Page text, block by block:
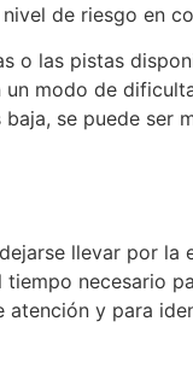
de riesgo en
o las pistas
modo de
se puede ser
llevar por la
necesario
atención y para